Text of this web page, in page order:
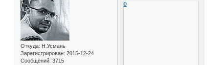
Откуда: Н.Усмань
Зарегистрирован: 2015-12-24
Сообщений: 3715
0